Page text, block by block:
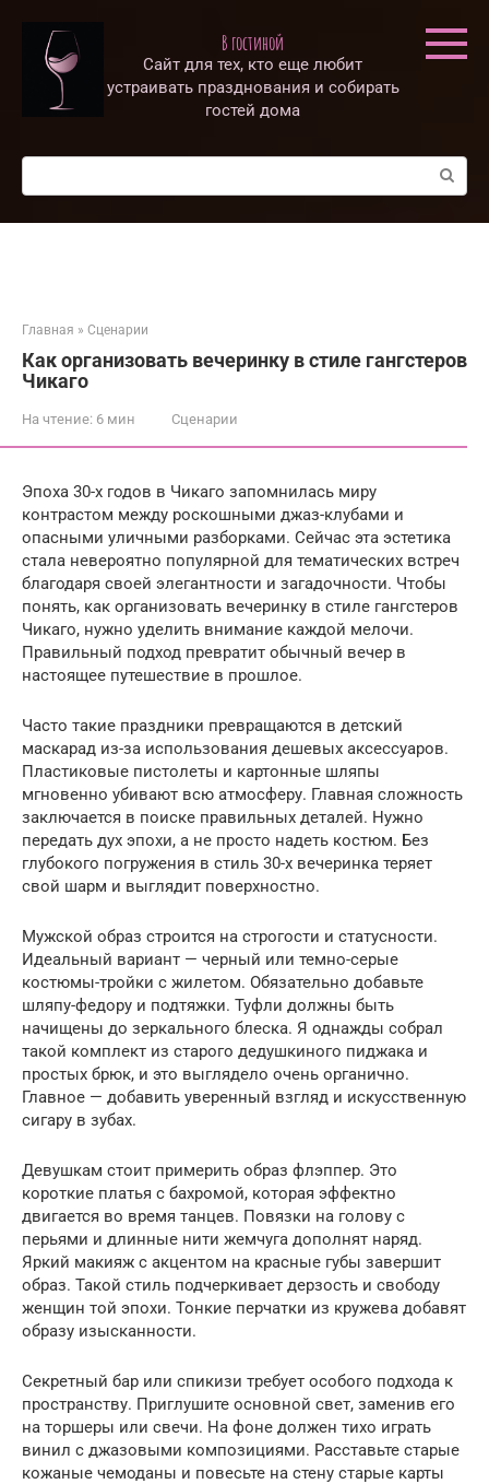
контенту
В гостиной
Сайт для тех, кто еще любит
устраивать празднования и собирать
гостей дома
Поиск:
Главная » Сценарии
Как организовать вечеринку в стиле гангстеров
Чикаго
На чтение: 6 мин Сценарии
Эпоха 30-х годов в Чикаго запомнилась миру
контрастом между роскошными джаз-клубами и
опасными уличными разборками. Сейчас эта эстетика
стала невероятно популярной для тематических встреч
благодаря своей элегантности и загадочности. Чтобы
понять, как организовать вечеринку в стиле гангстеров
Чикаго, нужно уделить внимание каждой мелочи.
Правильный подход превратит обычный вечер в
настоящее путешествие в прошлое.
Часто такие праздники превращаются в детский
маскарад из-за использования дешевых аксессуаров.
Пластиковые пистолеты и картонные шляпы
мгновенно убивают всю атмосферу. Главная сложность
заключается в поиске правильных деталей. Нужно
передать дух эпохи, а не просто надеть костюм. Без
глубокого погружения в стиль 30-х вечеринка теряет
свой шарм и выглядит поверхностно.
Мужской образ строится на строгости и статусности.
Идеальный вариант — черный или темно-серые
костюмы-тройки с жилетом. Обязательно добавьте
шляпу-федору и подтяжки. Туфли должны быть
начищены до зеркального блеска. Я однажды собрал
такой комплект из старого дедушкиного пиджака и
простых брюк, и это выглядело очень органично.
Главное — добавить уверенный взгляд и искусственную
сигару в зубах.
Девушкам стоит примерить образ флэппер. Это
короткие платья с бахромой, которая эффектно
двигается во время танцев. Повязки на голову с
перьями и длинные нити жемчуга дополнят наряд.
Яркий макияж с акцентом на красные губы завершит
образ. Такой стиль подчеркивает дерзость и свободу
женщин той эпохи. Тонкие перчатки из кружева добавят
образу изысканности.
Секретный бар или спикизи требует особого подхода к
пространству. Приглушите основной свет, заменив его
на торшеры или свечи. На фоне должен тихо играть
винил с джазовыми композициями. Расставьте старые
кожаные чемоданы и повесьте на стену старые карты